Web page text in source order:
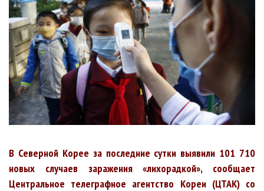
В Северной Корее за последние сутки выявили 101 710
новых случаев заражения «лихорадкой», сообщает
Центральное телеграфное агентство Кореи (ЦТАК) со